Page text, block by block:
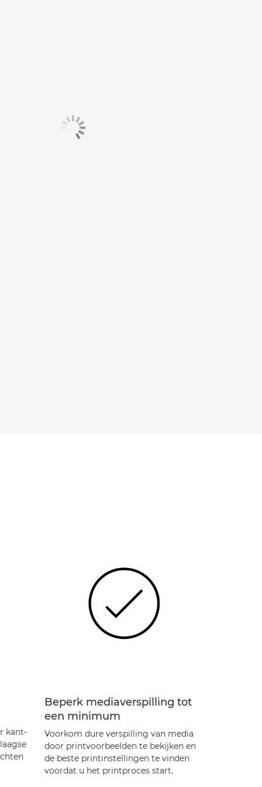
kant-
Beperk mediaverspilling tot
een minimum
Voorkom dure verspilling van media
door printvoorbeelden te bekijken en
de beste printinstellingen te vinden
voordat u het printproces start.